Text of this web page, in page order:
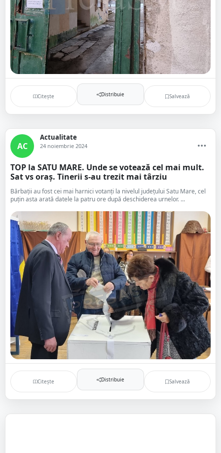
Citește Distribuie Salvează
AC
Actualitate
24 noiembrie 2024
TOP la SATU MARE. Unde se votează cel mai mult.
Sat vs oraș. Tinerii s-au trezit mai târziu
Bărbații au fost cei mai harnici votanți la nivelul județului Satu Mare, cel
puțin asta arată datele la patru ore după deschiderea urnelor. ...
Citește Distribuie Salvează